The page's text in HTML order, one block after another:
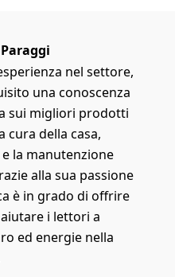
nel settore,
una conoscenza
sui migliori prodotti
cura della casa,
la manutenzione
alla sua passione
è in grado di offrire
i lettori a
ed energie nella